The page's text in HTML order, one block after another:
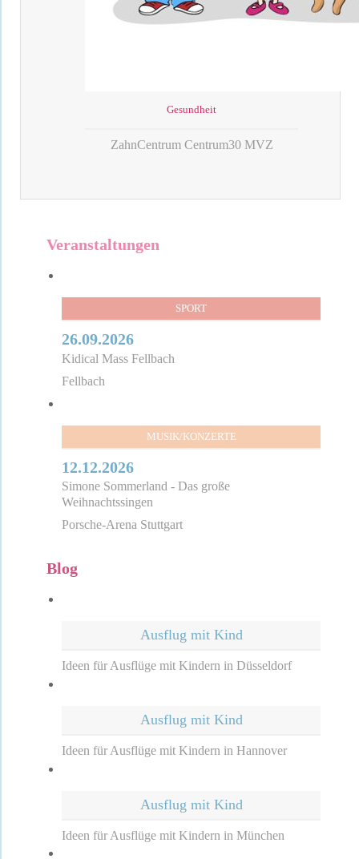
Gesundheit
ZahnCentrum Centrum30 MVZ
Veranstaltungen
SPORT
26.09.2026
Kidical Mass Fellbach
Fellbach
MUSIK/KONZERTE
12.12.2026
Simone Sommerland - Das große
Weihnachtssingen
Porsche-Arena Stuttgart
Blog
Ausflug mit Kind
Ideen für Ausflüge mit Kindern in Düsseldorf
Ausflug mit Kind
Ideen für Ausflüge mit Kindern in Hannover
Ausflug mit Kind
Ideen für Ausflüge mit Kindern in München